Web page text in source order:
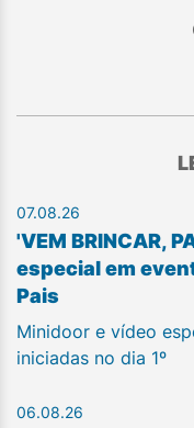
07.08.26
'VEM BRINCAR,
especial em
Pais
Minidoor e vídeo
iniciadas no dia 1º
06.08.26